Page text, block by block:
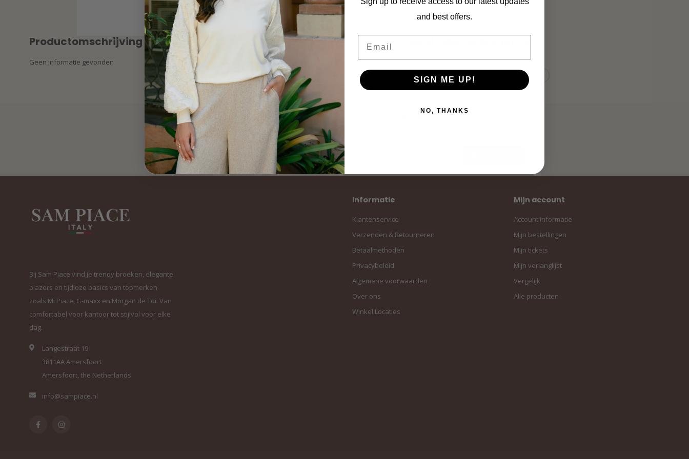
Productomschrijving
Geen informatie gevonden
Abonneer je op onze nieuwsbrief
Blijf op de hoogte over onze laatste acties
Bij Sam Piace vind je trendy broeken, elegante
blazers en tijdloze basics van topmerken
zoals Mi Piace, G-maxx en Morgan de Toi. Van
comfortabel voor kantoor tot stijlvol voor elke
dag.
Langestraat 19
3811AA Amersfoort
Amersfoort, the Netherlands
info@sampiace.nl
Informatie
Klantenservice
Verzenden & Retourneren
Betaalmethoden
Privacybeleid
Algemene voorwaarden
Over ons
Winkel Locaties
Mijn account
Account informatie
Mijn bestellingen
Mijn tickets
Mijn verlanglijst
Vergelijk
Alle producten
and best offers.
SIGN ME UP!
NO, THANKS